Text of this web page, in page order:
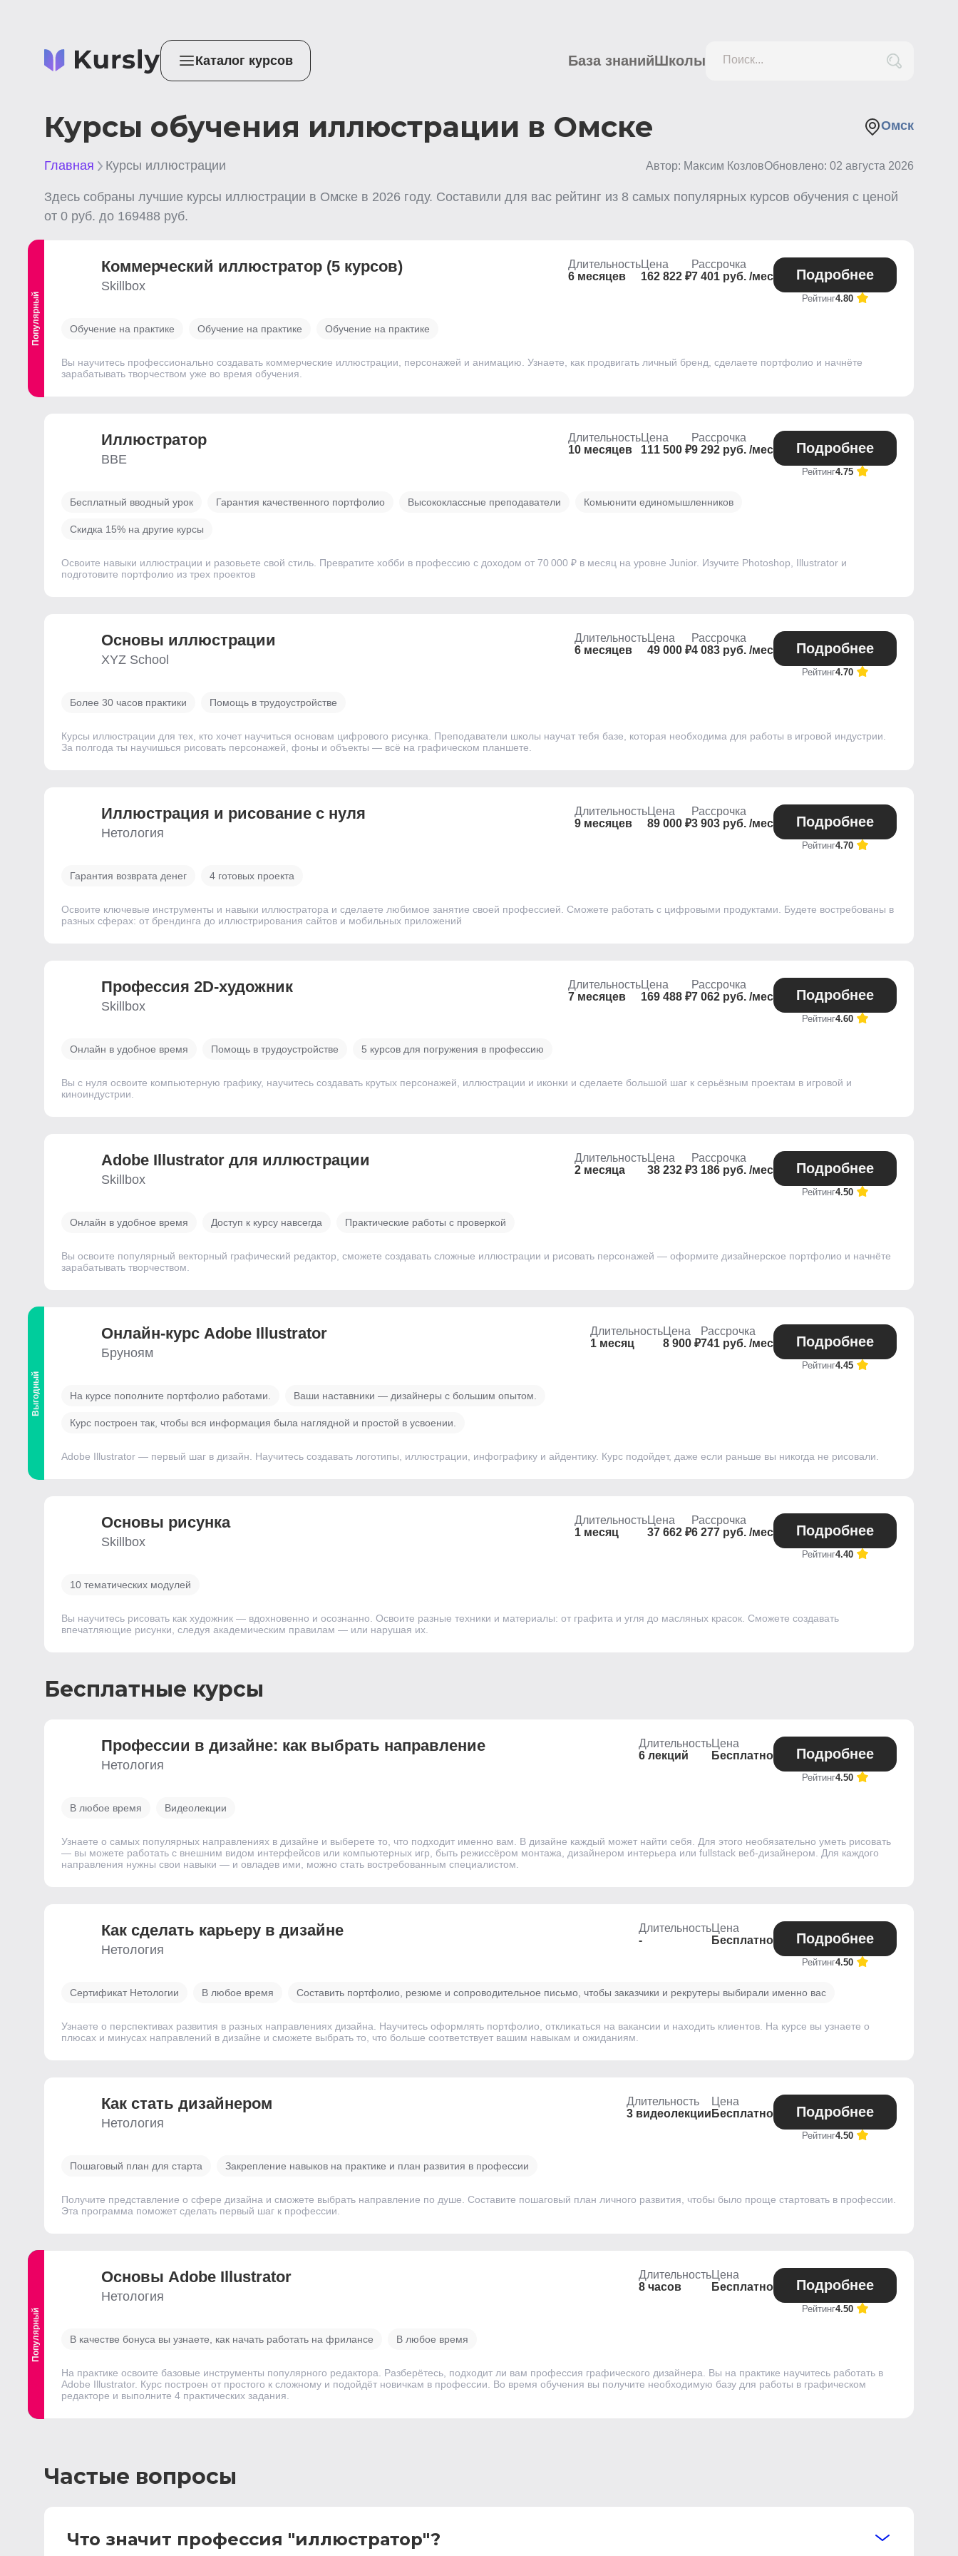
Каталог курсов База знанийШколы Поиск...
Курсы обучения иллюстрации в Омске Омск
Главная Курсы иллюстрации Автор: Максим КозловОбновлено: 02 августа 2026
Здесь собраны лучшие курсы иллюстрации в Омске в 2026 году. Составили для вас рейтинг из 8 самых популярных курсов обучения с ценой
от 0 руб. до 169488 руб.
Популярный
Коммерческий иллюстратор (5 курсов)
Skillbox
Длительность
6 месяцев
Цена
162 822 ₽
Рассрочка
7 401 руб. /мес
Подробнее
Рейтинг4.80
Обучение на практике Обучение на практике Обучение на практике
Вы научитесь профессионально создавать коммерческие иллюстрации, персонажей и анимацию. Узнаете, как продвигать личный бренд, сделаете портфолио и начнёте
зарабатывать творчеством уже во время обучения.
Иллюстратор
BBE
Длительность
10 месяцев
Цена
111 500 ₽
Рассрочка
9 292 руб. /мес
Подробнее
Рейтинг4.75
Бесплатный вводный урок Гарантия качественного портфолио Высококлассные преподаватели Комьюнити единомышленников
Скидка 15% на другие курсы
Освоите навыки иллюстрации и разовьете свой стиль. Превратите хобби в профессию с доходом от 70 000 ₽ в месяц на уровне Junior. Изучите Photoshop, Illustrator и
подготовите портфолио из трех проектов
Основы иллюстрации
XYZ School
Длительность
6 месяцев
Цена
49 000 ₽
Рассрочка
4 083 руб. /мес
Подробнее
Рейтинг4.70
Более 30 часов практики Помощь в трудоустройстве
Курсы иллюстрации для тех, кто хочет научиться основам цифрового рисунка. Преподаватели школы научат тебя базе, которая необходима для работы в игровой индустрии.
За полгода ты научишься рисовать персонажей, фоны и объекты — всё на графическом планшете.
Иллюстрация и рисование с нуля
Нетология
Длительность
9 месяцев
Цена
89 000 ₽
Рассрочка
3 903 руб. /мес
Подробнее
Рейтинг4.70
Гарантия возврата денег 4 готовых проекта
Освоите ключевые инструменты и навыки иллюстратора и сделаете любимое занятие своей профессией. Сможете работать с цифровыми продуктами. Будете востребованы в
разных сферах: от брендинга до иллюстрирования сайтов и мобильных приложений
Профессия 2D-художник
Skillbox
Длительность
7 месяцев
Цена
169 488 ₽
Рассрочка
7 062 руб. /мес
Подробнее
Рейтинг4.60
Онлайн в удобное время Помощь в трудоустройстве 5 курсов для погружения в профессию
Вы с нуля освоите компьютерную графику, научитесь создавать крутых персонажей, иллюстрации и иконки и сделаете большой шаг к серьёзным проектам в игровой и
киноиндустрии.
Adobe Illustrator для иллюстрации
Skillbox
Длительность
2 месяца
Цена
38 232 ₽
Рассрочка
3 186 руб. /мес
Подробнее
Рейтинг4.50
Онлайн в удобное время Доступ к курсу навсегда Практические работы с проверкой
Вы освоите популярный векторный графический редактор, сможете создавать сложные иллюстрации и рисовать персонажей — оформите дизайнерское портфолио и начнёте
зарабатывать творчеством.
Выгодный
Онлайн-курс Adobe Illustrator
Бруноям
Длительность
1 месяц
Цена
8 900 ₽
Рассрочка
741 руб. /мес
Подробнее
Рейтинг4.45
На курсе пополните портфолио работами. Ваши наставники — дизайнеры с большим опытом.
Курс построен так, чтобы вся информация была наглядной и простой в усвоении.
Adobe Illustrator — первый шаг в дизайн. Научитесь создавать логотипы, иллюстрации, инфографику и айдентику. Курс подойдет, даже если раньше вы никогда не рисовали.
Основы рисунка
Skillbox
Длительность
1 месяц
Цена
37 662 ₽
Рассрочка
6 277 руб. /мес
Подробнее
Рейтинг4.40
10 тематических модулей
Вы научитесь рисовать как художник — вдохновенно и осознанно. Освоите разные техники и материалы: от графита и угля до масляных красок. Сможете создавать
впечатляющие рисунки, следуя академическим правилам — или нарушая их.
Бесплатные курсы
Профессии в дизайне: как выбрать направление
Нетология
Длительность
6 лекций
Цена
Бесплатно
Подробнее
Рейтинг4.50
В любое время Видеолекции
Узнаете о самых популярных направлениях в дизайне и выберете то, что подходит именно вам. В дизайне каждый может найти себя. Для этого необязательно уметь рисовать
— вы можете работать с внешним видом интерфейсов или компьютерных игр, быть режиссёром монтажа, дизайнером интерьера или fullstack веб-дизайнером. Для каждого
направления нужны свои навыки — и овладев ими, можно стать востребованным специалистом.
Как сделать карьеру в дизайне
Нетология
Длительность
-
Цена
Бесплатно
Подробнее
Рейтинг4.50
Сертификат Нетологии В любое время Составить портфолио, резюме и сопроводительное письмо, чтобы заказчики и рекрутеры выбирали именно вас
Узнаете о перспективах развития в разных направлениях дизайна. Научитесь оформлять портфолио, откликаться на вакансии и находить клиентов. На курсе вы узнаете о
плюсах и минусах направлений в дизайне и сможете выбрать то, что больше соответствует вашим навыкам и ожиданиям.
Как стать дизайнером
Нетология
Длительность
3 видеолекции
Цена
Бесплатно
Подробнее
Рейтинг4.50
Пошаговый план для старта Закрепление навыков на практике и план развития в профессии
Получите представление о сфере дизайна и сможете выбрать направление по душе. Составите пошаговый план личного развития, чтобы было проще стартовать в профессии.
Эта программа поможет сделать первый шаг к профессии.
Выгодный
Популярный
Основы Adobe Illustrator
Нетология
Длительность
8 часов
Цена
Бесплатно
Подробнее
Рейтинг4.50
В качестве бонуса вы узнаете, как начать работать на фрилансе В любое время
На практике освоите базовые инструменты популярного редактора. Разберётесь, подходит ли вам профессия графического дизайнера. Вы на практике научитесь работать в
Adobe Illustrator. Курс построен от простого к сложному и подойдёт новичкам в профессии. Во время обучения вы получите необходимую базу для работы в графическом
редакторе и выполните 4 практических задания.
Частые вопросы
Что значит профессия "иллюстратор"?